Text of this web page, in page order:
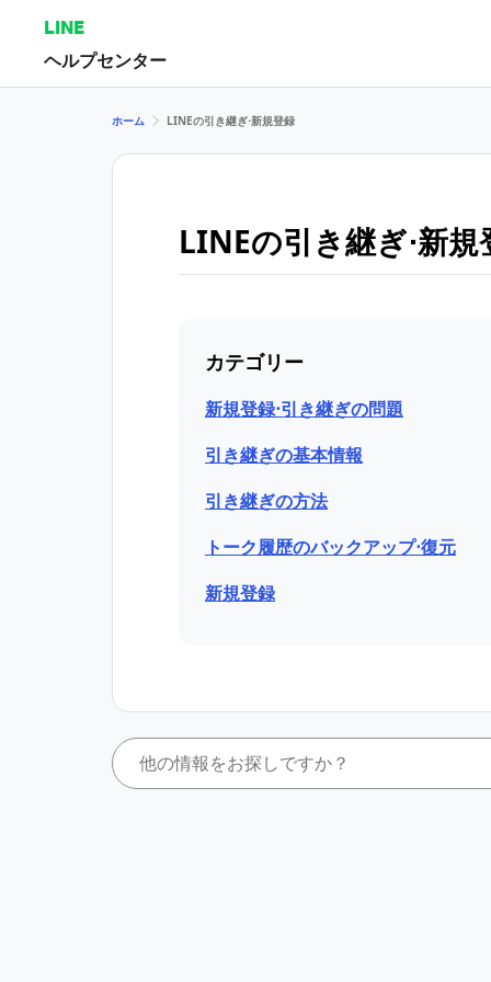
LINE
ヘルプセンター
ホーム LINEの引き継ぎ⋅新規登録
LINEの引き継ぎ⋅新規
カテゴリー
新規登録⋅引き継ぎの問題
引き継ぎの基本情報
引き継ぎの方法
トーク履歴のバックアップ⋅復元
新規登録